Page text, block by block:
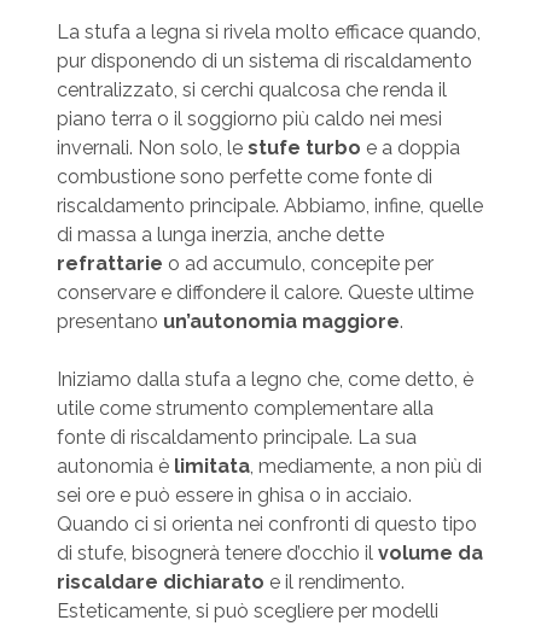
La stufa a legna si rivela molto efficace quando,
pur disponendo di un sistema di riscaldamento
centralizzato, si cerchi qualcosa che renda il
piano terra o il soggiorno più caldo nei mesi
invernali. Non solo, le stufe turbo e a doppia
combustione sono perfette come fonte di
riscaldamento principale. Abbiamo, infine, quelle
di massa a lunga inerzia, anche dette
refrattarie o ad accumulo, concepite per
conservare e diffondere il calore. Queste ultime
presentano un’autonomia maggiore.
Iniziamo dalla stufa a legno che, come detto, è
utile come strumento complementare alla
fonte di riscaldamento principale. La sua
autonomia è limitata, mediamente, a non più di
sei ore e può essere in ghisa o in acciaio.
Quando ci si orienta nei confronti di questo tipo
di stufe, bisognerà tenere d’occhio il volume da
riscaldare dichiarato e il rendimento.
Esteticamente, si può scegliere per modelli